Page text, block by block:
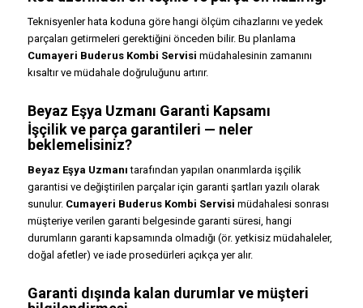
Teknisyenler hata koduna göre hangi ölçüm cihazlarını ve yedek
parçaları getirmeleri gerektiğini önceden bilir. Bu planlama
Cumayeri Buderus Kombi Servisi müdahalesinin zamanını
kısaltır ve müdahale doğruluğunu artırır.
Beyaz Eşya Uzmanı Garanti Kapsamı
İşçilik ve parça garantileri — neler
beklemelisiniz?
Beyaz Eşya Uzmanı tarafından yapılan onarımlarda işçilik
garantisi ve değiştirilen parçalar için garanti şartları yazılı olarak
sunulur. Cumayeri Buderus Kombi Servisi müdahalesi sonrası
müşteriye verilen garanti belgesinde garanti süresi, hangi
durumların garanti kapsamında olmadığı (ör. yetkisiz müdahaleler,
doğal afetler) ve iade prosedürleri açıkça yer alır.
Garanti dışında kalan durumlar ve müşteri